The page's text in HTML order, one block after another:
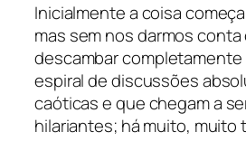
Inicialmente a coisa
mas sem nos darmos conta
descambar completamente
espiral de discussões
caóticas e que chegam a
hilariantes; há muito, muito